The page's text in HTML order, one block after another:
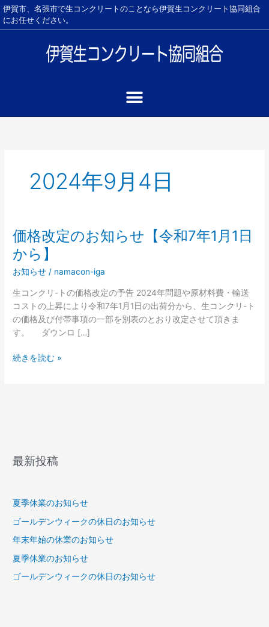
内
容
を
伊賀市、名張市で生コンクリートのことなら伊賀生コンクリート協同組合
にお任せください。
2024年9月4日
価格改定のお知らせ【令和7年1月1日
から】
お知らせ / namacon-iga
生コンクリ-トの価格改定の予告 2024年問題や原材料費・輸送
コストの上昇により令和7年1月1日の出荷分から、生コンクリ-ト
の価格及び付帯事項の一部を別表のとおり改定させて頂きま
す。 ダウンロ […]
価
格
改
定
の
お
知
ら
せ
【令
か
続きを読む »
最新投稿
夏季休業のお知らせ
ゴールデンウィークの休日のお知らせ
年末年始の休業のお知らせ
夏季休業のお知らせ
ゴールデンウィークの休日のお知らせ